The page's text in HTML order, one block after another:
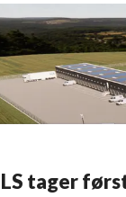
tager